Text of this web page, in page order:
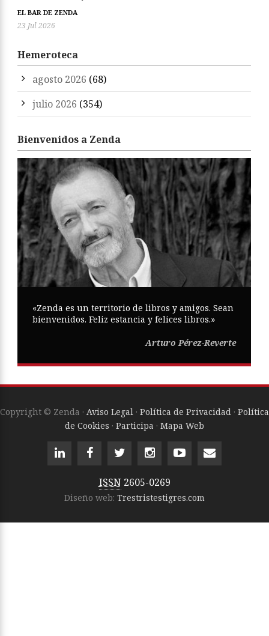
EL BAR DE ZENDA
23 Jul 2026
Hemeroteca
agosto 2026 (68)
julio 2026 (354)
Bienvenidos a Zenda
«Zenda es un territorio de libros y amigos. Sean
bienvenidos. Feliz estancia y felices libros.»
Arturo Pérez-Reverte
Copyright © Zenda · Aviso Legal · Política de Privacidad · Política
de Cookies · Participa · Mapa Web
ISSN 2605-0269
Diseño web: Trestristestigres.com